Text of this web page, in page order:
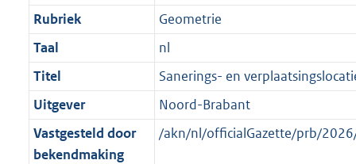
Rubriek
Geometrie
Taal
nl
Titel
Sanerings- en
Uitgever
Noord-Brabant
Vastgesteld door
bekendmaking
/akn/nl/officialGazette/prb/